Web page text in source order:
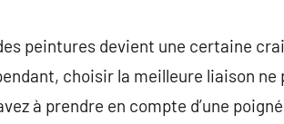
peintures devient une certaine
choisir la meilleure liaison ne
à prendre en compte d’une